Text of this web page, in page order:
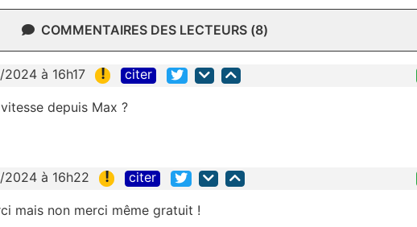
COMMENTAIRES DES LECTEURS (8)
à 16h17 ! citer
depuis Max ?
2024 à 16h22 ! citer
mais non merci même gratuit !